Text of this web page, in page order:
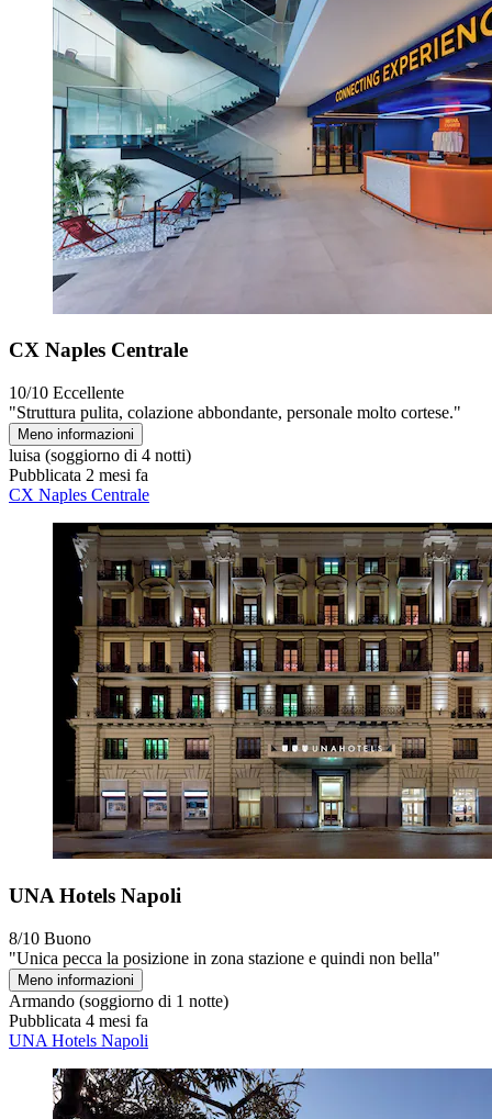
CX Naples Centrale
10/10 Eccellente
"Struttura pulita, colazione abbondante, personale molto cortese."
Meno informazioni
luisa (soggiorno di 4 notti)
Pubblicata 2 mesi fa
CX Naples Centrale
UNA Hotels Napoli
8/10 Buono
"Unica pecca la posizione in zona stazione e quindi non bella"
Meno informazioni
Armando (soggiorno di 1 notte)
Pubblicata 4 mesi fa
UNA Hotels Napoli